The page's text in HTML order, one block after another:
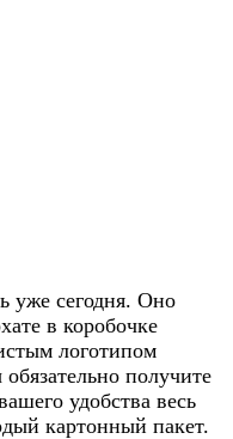
уже сегодня. Оно
в коробочке
логотипом
получите
удобства весь
картонный пакет.